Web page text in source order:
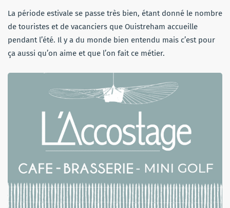
La période estivale se passe très bien, étant donné le nombre
de touristes et de vacanciers que Ouistreham accueille
pendant l’été. Il y a du monde bien entendu mais c’est pour
ça aussi qu’on aime et que l’on fait ce métier.